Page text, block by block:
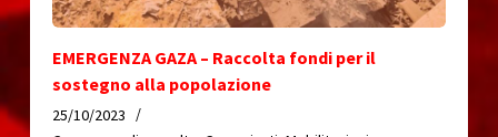
EMERGENZA GAZA – Raccolta fondi per il
sostegno alla popolazione
25/10/2023